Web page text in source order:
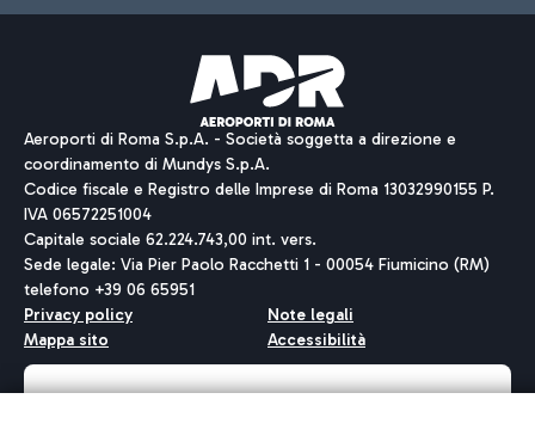
Aeroporti di Roma S.p.A. - Società soggetta a direzione e
coordinamento di Mundys S.p.A.
Codice fiscale e Registro delle Imprese di Roma 13032990155 P.
IVA 06572251004
Capitale sociale 62.224.743,00 int. vers.
Sede legale: Via Pier Paolo Racchetti 1 - 00054 Fiumicino (RM)
telefono +39 06 65951
Privacy policy
Note legali
Mappa sito
Accessibilità